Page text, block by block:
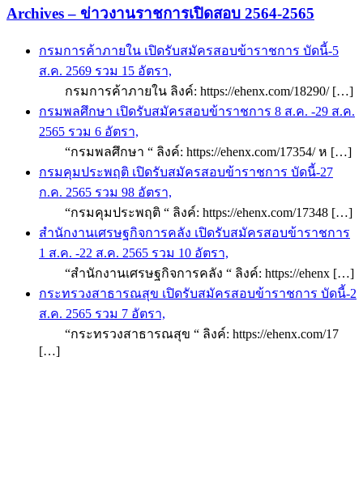
Archives – ข่าวงานราชการเปิดสอบ 2564-2565
กรมการค้าภายใน เปิดรับสมัครสอบข้าราชการ บัดนี้-5
ส.ค. 2569 รวม 15 อัตรา,
กรมการค้าภายใน ลิงค์: https://ehenx.com/18290/ […]
กรมพลศึกษา เปิดรับสมัครสอบข้าราชการ 8 ส.ค. -29 ส.ค.
2565 รวม 6 อัตรา,
“กรมพลศึกษา “ ลิงค์: https://ehenx.com/17354/ ห […]
กรมคุมประพฤติ เปิดรับสมัครสอบข้าราชการ บัดนี้-27
ก.ค. 2565 รวม 98 อัตรา,
“กรมคุมประพฤติ “ ลิงค์: https://ehenx.com/17348 […]
สำนักงานเศรษฐกิจการคลัง เปิดรับสมัครสอบข้าราชการ
1 ส.ค. -22 ส.ค. 2565 รวม 10 อัตรา,
“สำนักงานเศรษฐกิจการคลัง “ ลิงค์: https://ehenx […]
กระทรวงสาธารณสุข เปิดรับสมัครสอบข้าราชการ บัดนี้-2
ส.ค. 2565 รวม 7 อัตรา,
“กระทรวงสาธารณสุข “ ลิงค์: https://ehenx.com/17
[…]